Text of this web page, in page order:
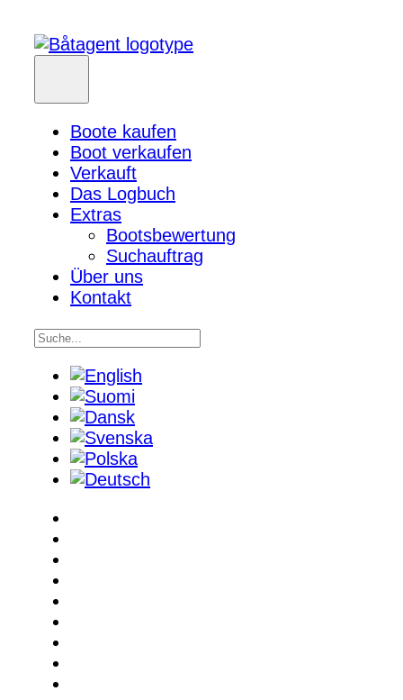
Boote kaufen
Boot verkaufen
Verkauft
Das Logbuch
Extras
Bootsbewertung
Suchauftrag
Über uns
Kontakt